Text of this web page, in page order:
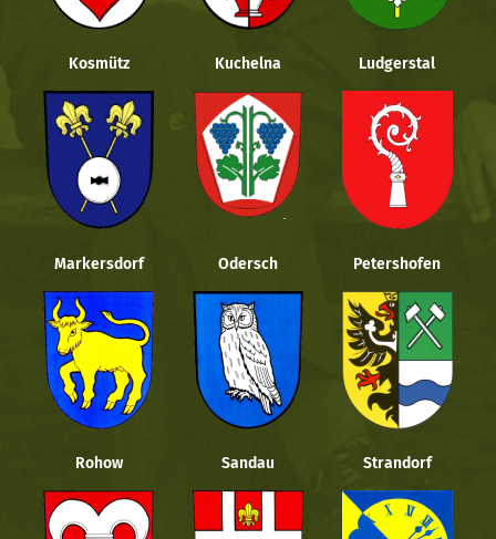
Kosmütz Kuchelna Ludgerstal
Markersdorf Odersch Petershofen
Rohow Sandau Strandorf